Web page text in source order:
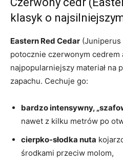
klasyk o
Eastern Red Cedar (Juniperus
potocznie czerwonym cedrem
najpopularniejszy materiał na
zapachu. Cechuje go:
bardzo intensywny,
nawet z kilku metrów po
cierpko-słodka nuta
środkami przeciw molom,